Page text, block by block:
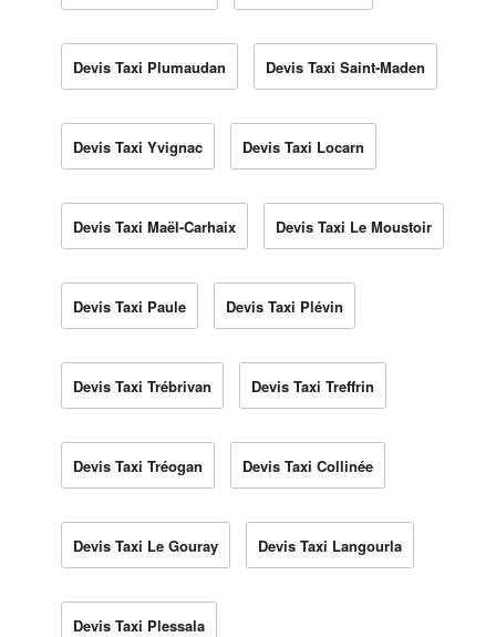
Devis Taxi Plumaudan Devis Taxi Saint-Maden
Devis Taxi Yvignac Devis Taxi Locarn
Devis Taxi Maël-Carhaix Devis Taxi Le Moustoir
Devis Taxi Paule Devis Taxi Plévin
Devis Taxi Trébrivan Devis Taxi Treffrin
Devis Taxi Tréogan Devis Taxi Collinée
Devis Taxi Le Gouray Devis Taxi Langourla
Devis Taxi Plessala